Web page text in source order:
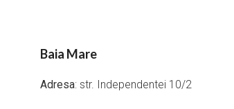
Baia Mare
Adresa: str. Independentei 10/2